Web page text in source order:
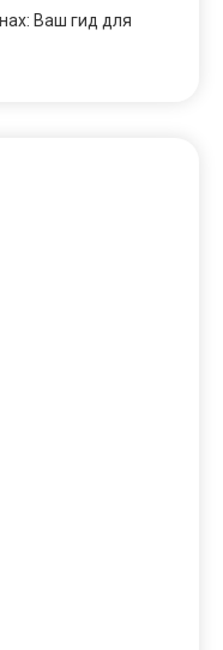
Ваш гид для